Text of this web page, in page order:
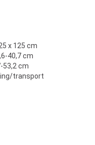
x 125 cm
40,7 cm
53,2 cm
transport